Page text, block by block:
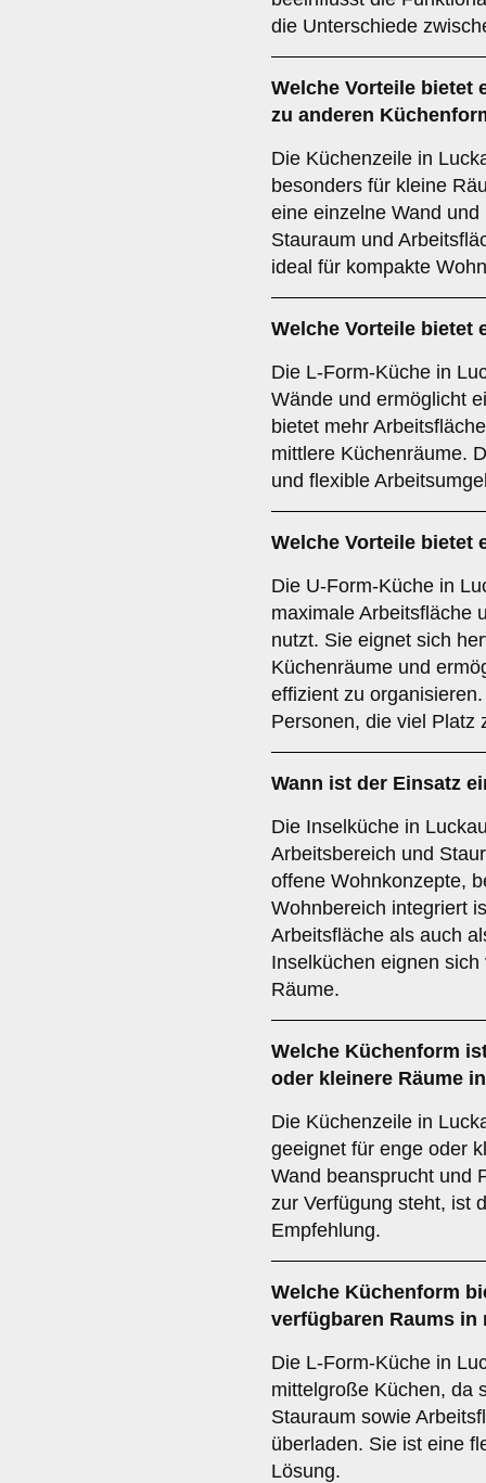
die Unterschiede
Welche Vorteile bietet
zu anderen
Die Küchenzeile in
besonders für kleine
eine einzelne Wand
Stauraum und
ideal für kompakte
Welche Vorteile bietet
Die L-Form-Küche in
Wände und ermöglicht
bietet mehr
mittlere Küchenräume.
und flexible
Welche Vorteile bietet
Die U-Form-Küche in
maximale Arbeitsfläche
nutzt. Sie eignet sich
Küchenräume und
effizient zu
Personen, die viel Platz
Wann ist der Einsatz
Die Inselküche in
Arbeitsbereich und
offene Wohnkonzepte,
Wohnbereich integriert
Arbeitsfläche als auch
Inselküchen eignen
Räume.
Welche Küchenform
oder kleinere Räume
Die Küchenzeile in
geeignet für enge oder
Wand beansprucht und
zur Verfügung steht, ist
Empfehlung.
Welche Küchenform
verfügbaren Raums
Die L-Form-Küche in
mittelgroße Küchen, da
Stauraum sowie
überladen. Sie ist eine
Lösung.